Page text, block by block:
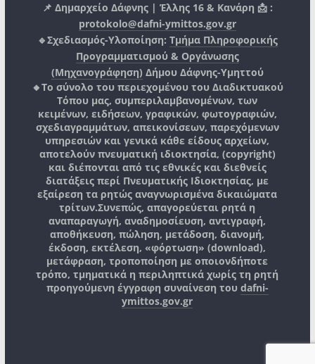
📌 Δημαρχείο Δάφνης | Έλλης 16 & Κανάρη 📩 :
protokolo@dafni-ymittos.gov.gr
🔹Σχεδιασμός-Υλοποίηση: Τμήμα Πληροφορικής
Προγραμματισμού & Οργάνωσης
(Μηχανογράφηση) Δήμου Δάφνης-Υμηττού
🔸Το σύνολο του περιεχομένου του Διαδικτυακού
Τόπου μας, συμπεριλαμβανομένων, των
κειμένων, ειδήσεων, γραφικών, φωτογραφιών,
σχεδιαγραμμάτων, απεικονίσεων, παρεχόμενων
υπηρεσιών και γενικά κάθε είδους αρχείων,
αποτελούν πνευματική ιδιοκτησία, (copyright)
και διέπονται από τις εθνικές και διεθνείς
διατάξεις περί Πνευματικής Ιδιοκτησίας, με
εξαίρεση τα ρητώς αναγνωρισμένα δικαιώματα
τρίτων.Συνεπώς, απαγορεύεται ρητά η
αναπαραγωγή, αναδημοσίευση, αντιγραφή,
αποθήκευση, πώληση, μετάδοση, διανομή,
έκδοση, εκτέλεση, «φόρτωση» (download),
μετάφραση, τροποποίηση με οποιονδήποτε
τρόπο, τμηματικά η περιληπτικά χωρίς τη ρητή
προηγούμενη έγγραφη συναίνεση του dafni-
ymittos.gov.gr